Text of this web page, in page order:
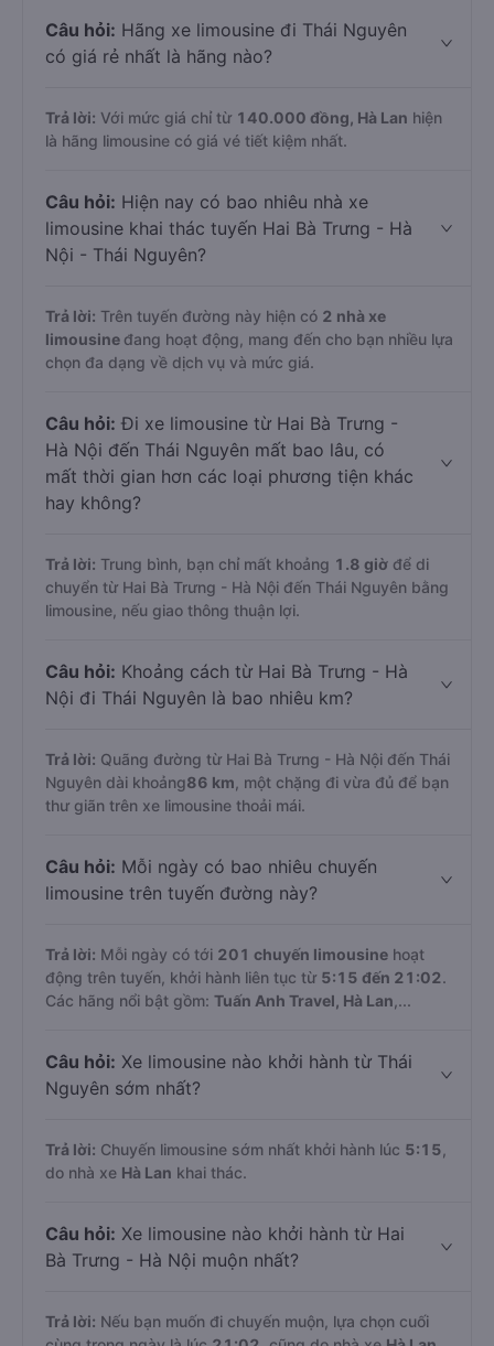
Câu hỏi: Hãng xe limousine đi Thái Nguyên
có giá rẻ nhất là hãng nào?
Trả lời: Với mức giá chỉ từ 140.000 đồng, Hà Lan hiện
là hãng limousine có giá vé tiết kiệm nhất.
Câu hỏi: Hiện nay có bao nhiêu nhà xe
limousine khai thác tuyến Hai Bà Trưng - Hà
Nội - Thái Nguyên?
Trả lời: Trên tuyến đường này hiện có 2 nhà xe
limousine đang hoạt động, mang đến cho bạn nhiều lựa
chọn đa dạng về dịch vụ và mức giá.
Câu hỏi: Đi xe limousine từ Hai Bà Trưng -
Hà Nội đến Thái Nguyên mất bao lâu, có
mất thời gian hơn các loại phương tiện khác
hay không?
Trả lời: Trung bình, bạn chỉ mất khoảng 1.8 giờ để di
chuyển từ Hai Bà Trưng - Hà Nội đến Thái Nguyên bằng
limousine, nếu giao thông thuận lợi.
Câu hỏi: Khoảng cách từ Hai Bà Trưng - Hà
Nội đi Thái Nguyên là bao nhiêu km?
Trả lời: Quãng đường từ Hai Bà Trưng - Hà Nội đến Thái
Nguyên dài khoảng86 km , một chặng đi vừa đủ để bạn
thư giãn trên xe limousine thoải mái.
Câu hỏi: Mỗi ngày có bao nhiêu chuyến
limousine trên tuyến đường này?
Trả lời: Mỗi ngày có tới 201 chuyến limousine hoạt
động trên tuyến, khởi hành liên tục từ 5:15 đến 21:02.
Các hãng nổi bật gồm: Tuấn Anh Travel, Hà Lan ,...
Câu hỏi: Xe limousine nào khởi hành từ Thái
Nguyên sớm nhất?
Trả lời: Chuyến limousine sớm nhất khởi hành lúc 5:15
do nhà xe Hà Lan khai thác.
Câu hỏi: Xe limousine nào khởi hành từ Hai
Bà Trưng - Hà Nội muộn nhất?
Trả lời: Nếu bạn muốn đi chuyến muộn, lựa chọn cuối